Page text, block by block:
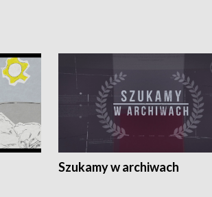
Szukamy w archiwach